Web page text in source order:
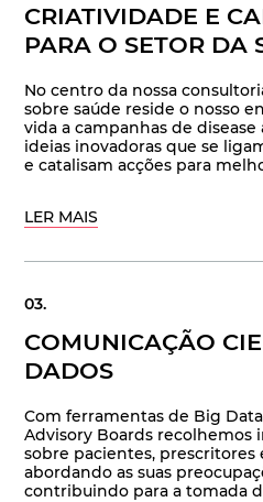
CRIATIVIDADE E
PARA O SETOR DA
No centro da nossa
sobre saúde reside o nosso
vida a campanhas de
ideias inovadoras que se
e catalisam acções para
LER MAIS
COMUNICAÇÃO
DADOS
Com ferramentas de Big
Advisory Boards recolhemos
sobre pacientes, prescritores
abordando as suas
contribuindo para a tomada